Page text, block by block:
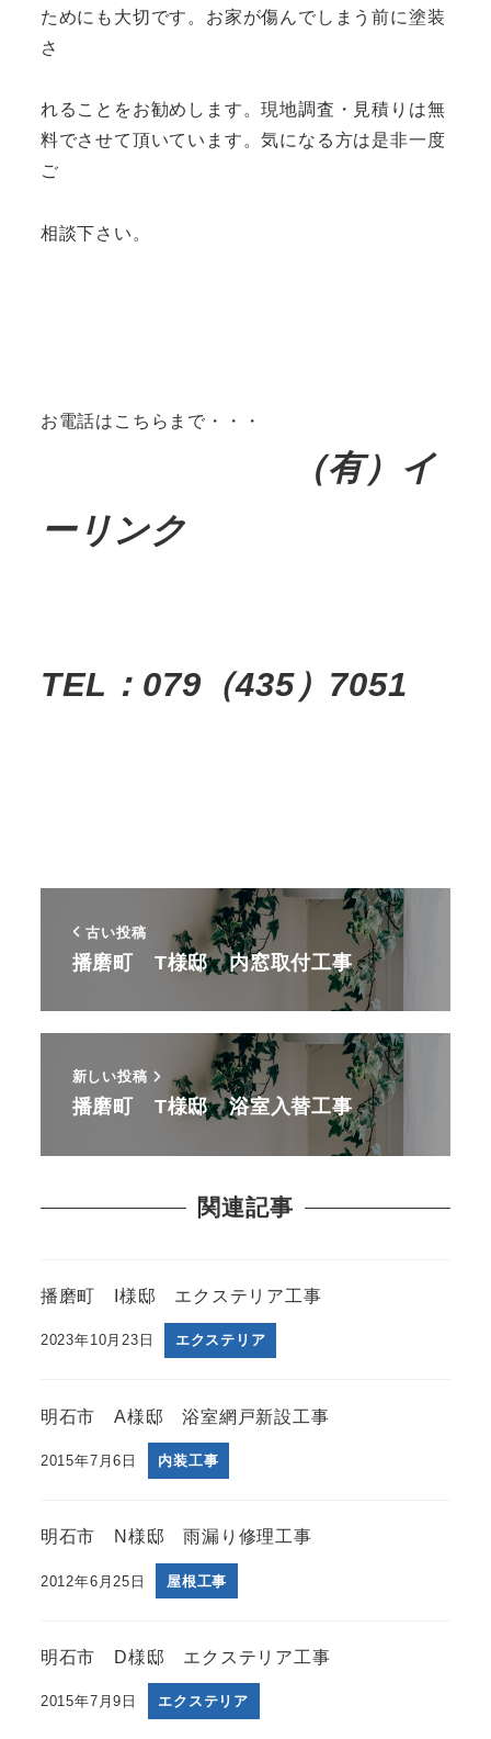
ためにも大切です。お家が傷んでしまう前に塗装
さ
れることをお勧めします。現地調査・見積りは無
料でさせて頂いています。気になる方は是非一度
ご
相談下さい。
お電話はこちらまで・・・
（有）イ
ーリンク
TEL：079（435）7051
古い投稿
播磨町 T様邸 内窓取付工事
新しい投稿
播磨町 T様邸 浴室入替工事
関連記事
播磨町 I様邸 エクステリア工事
2023年10月23日 エクステリア
明石市 A様邸 浴室網戸新設工事
2015年7月6日 内装工事
明石市 N様邸 雨漏り修理工事
2012年6月25日 屋根工事
明石市 D様邸 エクステリア工事
2015年7月9日 エクステリア